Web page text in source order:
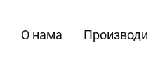
О нама Производи